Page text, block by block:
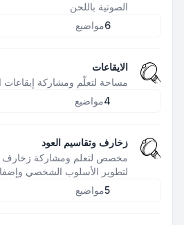
الصوتية باللحن
6مواضيع
الايقاعات
مساحة لتعلّم ومشاركة إيقاعات
4مواضيع
زخارف وتقاسيم العود
مخصص لتعلم ومشاركة زخارف
لتطوير الأسلوب الشخصي
5مواضيع